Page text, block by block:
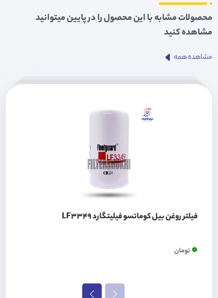
محصولات مشابه با این محصول را در پایین میتوانید
مشاهده کنید
مشاهده همه
فیلتر روغن بیل کوماتسو فیلیتگارد LF3349
0تومان